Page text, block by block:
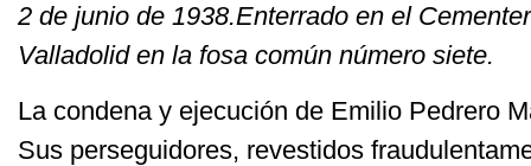
2 de junio de 1938.Enterrado en el
Valladolid en la fosa común número siete.
La condena y ejecución de Emilio Pedrero
Sus perseguidores, revestidos